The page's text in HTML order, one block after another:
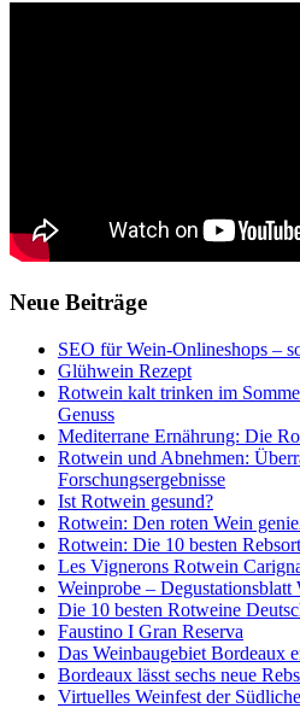
Neue Beiträge
SEO für Wein-Onlineshops –
Glühwein Rezept
Rotwein kalt trinken im
Genuss
Mediterrane Ernährung: Die
Rotwein und Abnehmen:
Forschungsergebnisse
Ist Rotwein gesund?
Rotwein: Den roten Wein
Rotwein: Die 10 besten
Les Vignerons Rotwein
Weinprobe – Degustationsblatt
Die 10 besten Rotweine
Faustino I Gran Reserva
Das Weinbaugebiet Bordeaux
Bordeaux lässt sechs neue
Virtuelles Weinfest der